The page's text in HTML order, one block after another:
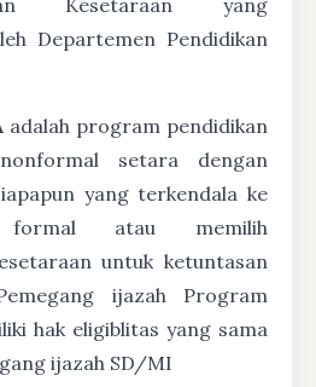
Kesetaraan yang
Departemen Pendidikan
adalah program pendidikan
setara dengan
yang terkendala ke
formal atau memilih
untuk ketuntasan
ijazah Program
hak eligiblitas yang sama
ijazah SD/MI